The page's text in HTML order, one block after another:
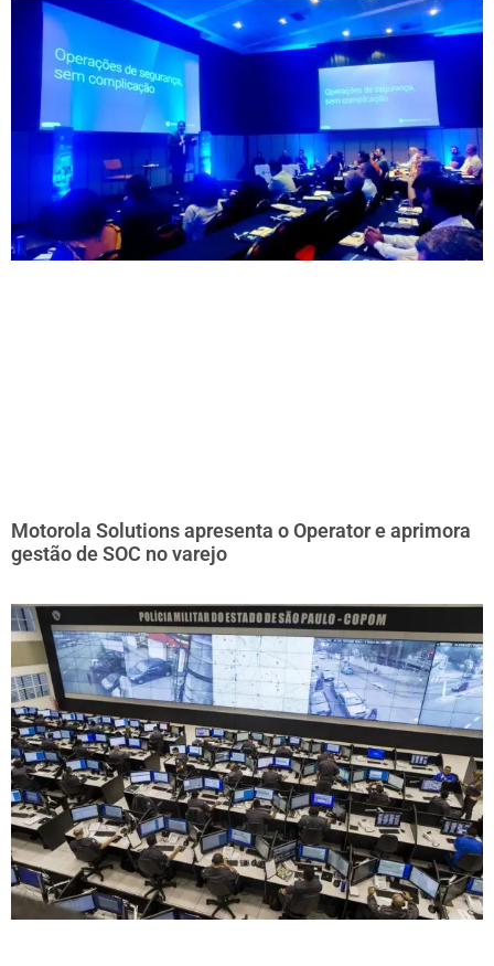
Motorola Solutions apresenta o Operator e aprimora
gestão de SOC no varejo